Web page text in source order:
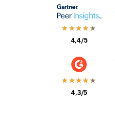
★★★★★
4,4/5
★★★★★
4,3/5